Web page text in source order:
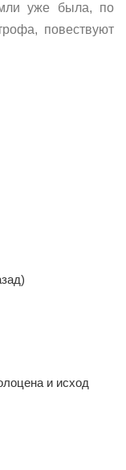
уже была, по
повествуют
и исход